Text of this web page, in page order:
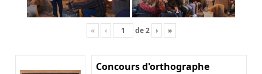
« ‹ de2 › »
Concours d'orthographe